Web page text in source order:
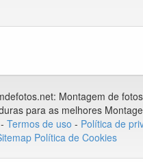
Montagem de fotos
para as melhores
- Termos de uso - Política de
Política de Cookies